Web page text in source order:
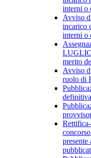
interni o
Avviso
incarico
interni o
LUGLIO
merito
Avviso
ruolo di
presente